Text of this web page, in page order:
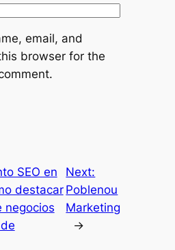
email, and
browser for the
SEO en
destacar
negocios
Next:
Poblenou
Marketing
→